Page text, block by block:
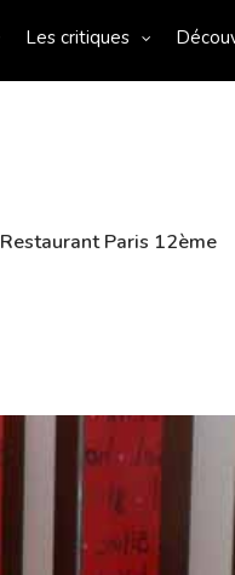
Les critiques
Restaurant Paris 12ème